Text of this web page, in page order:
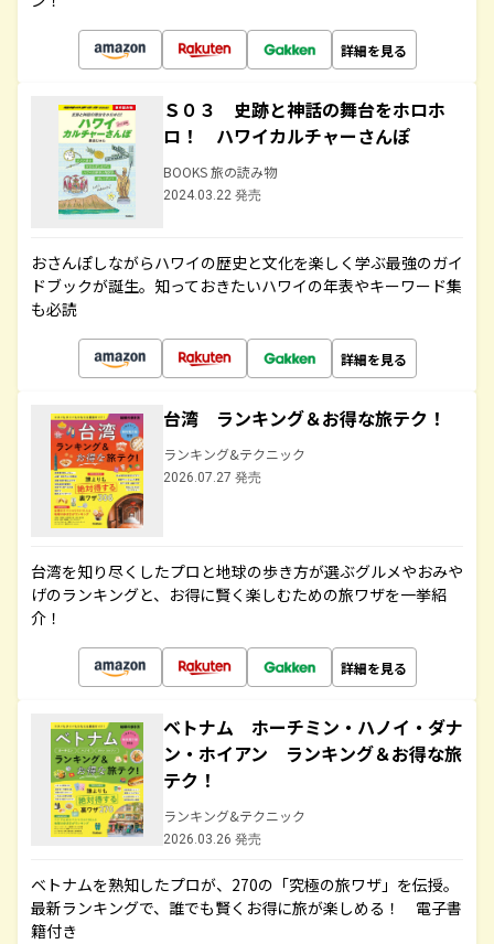
詳細を見る
Ｓ０３ 史跡と神話の舞台をホロホ
ロ！ ハワイカルチャーさんぽ
BOOKS 旅の読み物
2024.03.22 発売
おさんぽしながらハワイの歴史と文化を楽しく学ぶ最強のガイ
ドブックが誕生。知っておきたいハワイの年表やキーワード集
も必読
詳細を見る
台湾 ランキング＆お得な旅テク！
ランキング&テクニック
2026.07.27 発売
台湾を知り尽くしたプロと地球の歩き方が選ぶグルメやおみや
げのランキングと、お得に賢く楽しむための旅ワザを一挙紹
介！
詳細を見る
ベトナム ホーチミン・ハノイ・ダナ
ン・ホイアン ランキング＆お得な旅
テク！
ランキング&テクニック
2026.03.26 発売
ベトナムを熟知したプロが、270の「究極の旅ワザ」を伝授。
最新ランキングで、誰でも賢くお得に旅が楽しめる！ 電子書
籍付き